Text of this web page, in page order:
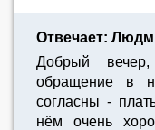
Отвечает:
Добрый
обращение в
согласны -
нём очень